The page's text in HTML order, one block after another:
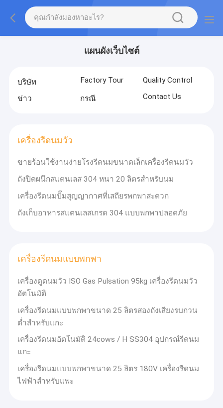
แผนผังเว็บไซต์
บริษัท Factory Tour Quality Control
ข่าว กรณี Contact Us
เครื่องรีดนมวัว
ขายร้อนใช้งานง่ายโรงรีดนมขนาดเล็กเครื่องรีดนมวัว
ถังปิดผนึกสแตนเลส 304 หนา 20 ลิตรสำหรับนม
เครื่องรีดนมปั๊มสุญญากาศที่เสถียรพกพาสะดวก
ถังเก็บอาหารสแตนเลสเกรด 304 แบบพกพาปลอดภัย
เครื่องรีดนมแบบพกพา
เครื่องดูดนมวัว ISO Gas Pulsation 95kg เครื่องรีดนมวัว
อัตโนมัติ
เครื่องรีดนมแบบพกพาขนาด 25 ลิตรสองถังเสียงรบกวน
ต่ำสำหรับแกะ
เครื่องรีดนมอัตโนมัติ 24cows / H SS304 อุปกรณ์รีดนม
แกะ
เครื่องรีดนมแบบพกพาขนาด 25 ลิตร 180V เครื่องรีดนม
ไฟฟ้าสำหรับแพะ